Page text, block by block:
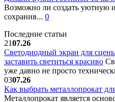
Возможно ли создать уютную
сохранив... 0
Последние статьи
2107.26
Светодиодный экран для
заставить светиться красиво
уже давно не просто
0307.26
Как выбрать металлопрокат
Металлопрокат является